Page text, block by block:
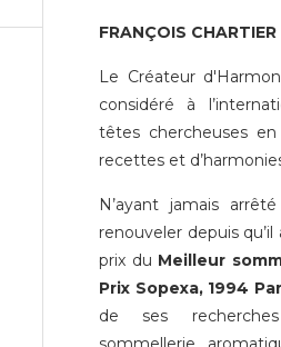
FRANÇOIS CHARTIER
Le Créateur
considéré à
têtes chercheuses
recettes et
N’ayant jamais
renouveler depuis
prix du Meilleur
Prix Sopexa, 1994
de ses